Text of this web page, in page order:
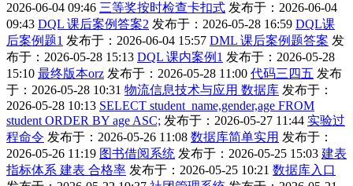
2026-06-04 09:46 三等奖按时检查卡扣式 发布于：2026-06-04
09:43 DQL 课后案例答案2 发布于：2026-05-28 16:59 DQL课
后案例题1 发布于：2026-06-04 15:57 DML 课后案例题答案 发
布于：2026-05-28 15:13 DQL 课内案例1 发布于：2026-05-28
15:10 最终版本orz 发布于：2026-05-28 11:00 代码三四五 发布
于：2026-05-28 10:31 物流信息技术与应用 数据库 发布于：
2026-05-28 10:13 SELECT student_name,gender,age FROM
student ORDER BY age ASC; 发布于：2026-05-27 11:44 实验过
程命令 发布于：2026-05-26 11:08 数据库简单实用 发布于：
2026-05-26 11:19 图书借阅系统 发布于：2026-05-25 15:03 建表
指标体系 建表 合格率 发布于：2026-05-25 10:21 数据库入口